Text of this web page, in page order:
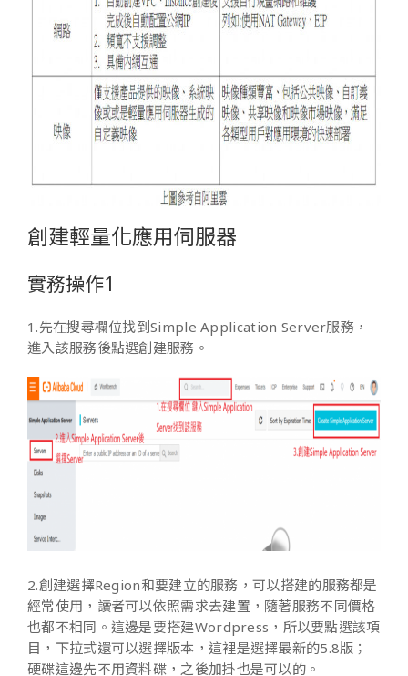
創建輕量化應用伺服器
實務操作1
1.先在搜尋欄位找到Simple Application Server服務，
進入該服務後點選創建服務。
2.創建選擇Region和要建立的服務，可以搭建的服務都是
經常使用，讀者可以依照需求去建置，隨著服務不同價格
也都不相同。這邊是要搭建Wordpress，所以要點選該項
目，下拉式還可以選擇版本，這裡是選擇最新的5.8版；
硬碟這邊先不用資料碟，之後加掛也是可以的。